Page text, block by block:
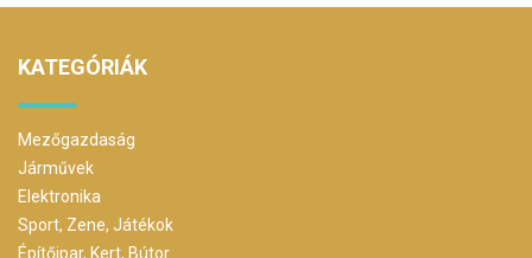
KATEGÓRIÁK
Mezőgazdaság
Járművek
Elektronika
Sport, Zene, Játékok
Építőipar, Kert, Bútor